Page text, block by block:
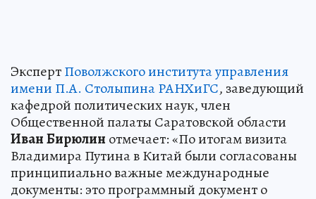
ЭкспертПоволжского института управления
имени П.А. Столыпина РАНХиГС, заведующий
кафедрой политических наук, член
Общественной палаты Саратовской области
ИванБирюлин отмечает: «По итогам визита
Владимира Путина в Китай были согласованы
принципиально важные международные
документы: это программный документ о